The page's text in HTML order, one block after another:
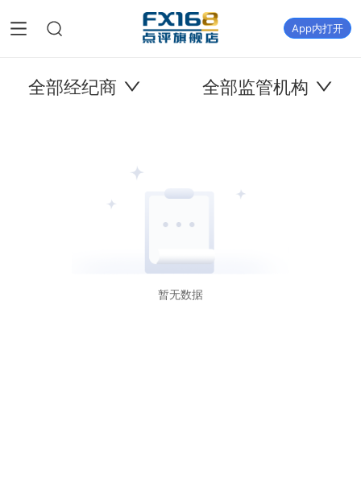
App内打开
全部经纪商 全部监管机构
暂无数据